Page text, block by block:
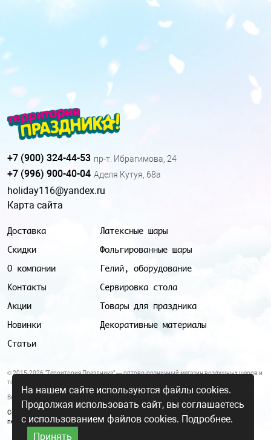
Доставка
Скидки
О компании
Контакты
Акции
Новинки
Статьи
Латексные шары
Фольгированные шары
Гелий, оборудование
Сервировка стола
Товары для праздника
Декоративные материалы
+7 (900) 324-44-53 пр-т. Ибрагимова, 24
+7 (996) 900-40-04 Аделя Кутуя, 68а
holiday116@yandex.ru
Карта сайта
© 2015-2026 "Территория Праздника" — оптово-розничный магазин воздушных шаров и
товаров для праздника.
Все цены и условия, указанные на данном сайте, не являются публичной офертой.
Согласие на обработку персональных данных
персональных данных
На нашем сайте используются файлы cookies.
Продолжая использовать сайт, вы соглашаетесь
с использованием файлов cookies. Подробнее.
Принять